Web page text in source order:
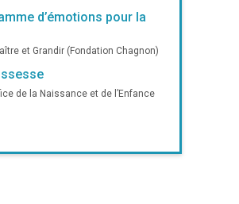
d’émotions pour la
et Grandir (Fondation Chagnon)
de la Naissance et de l’Enfance